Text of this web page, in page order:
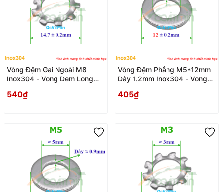
Vòng Đệm Gai Ngoài M8
Inox304 - Vong Dem Long
540₫
Vòng Đệm Phẳng M5*12mm
Dày 1.2mm Inox304 - Vong
405₫